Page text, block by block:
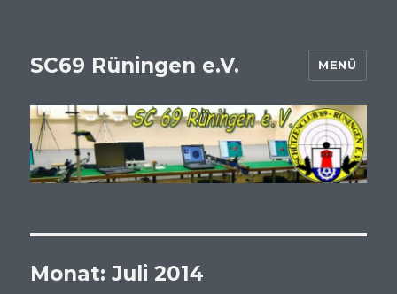
SC69 Rüningen e.V. MENÜ
Monat:Juli 2014